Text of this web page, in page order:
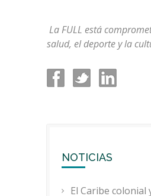
La FULL está
salud, el deporte y la
NOTICIAS
El Caribe